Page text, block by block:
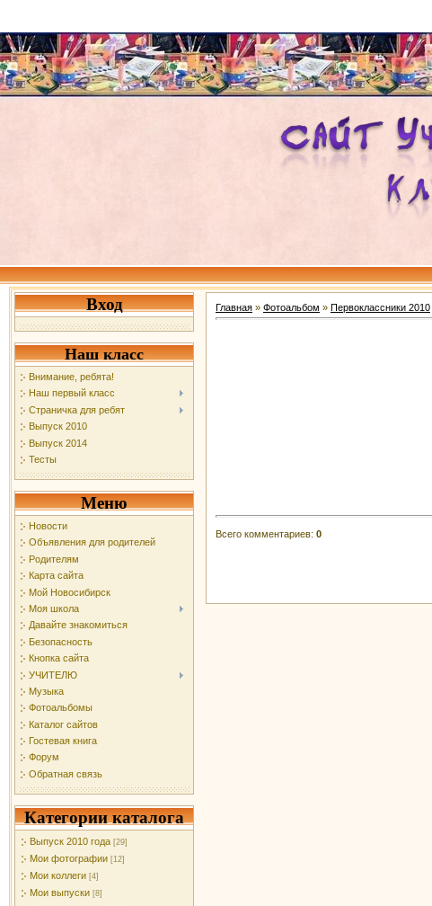
Вход
Наш класс
Внимание, ребята!
Наш первый класс
Страничка для ребят
Выпуск 2010
Выпуск 2014
Тесты
Меню
Новости
Объявления для родителей
Родителям
Карта сайта
Мой Новосибирск
Моя школа
Давайте знакомиться
Безопасность
Кнопка сайта
УЧИТЕЛЮ
Музыка
Фотоальбомы
Каталог сайтов
Гостевая книга
Форум
Обратная связь
Категории каталога
Выпуск 2010 года [29]
Мои фотографии [12]
Мои коллеги [4]
Мои выпуски [8]
Главная » Фотоальбом » Первоклассники 2010
Всего комментариев: 0